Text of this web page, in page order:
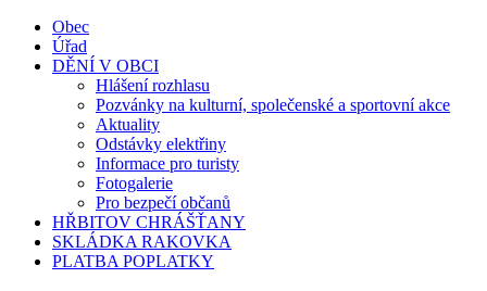
Obec
Úřad
DĚNÍ V OBCI
Hlášení rozhlasu
Pozvánky na kulturní, společenské a sportovní akce
Aktuality
Odstávky elektřiny
Informace pro turisty
Fotogalerie
Pro bezpečí občanů
HŘBITOV CHRÁŠŤANY
SKLÁDKA RAKOVKA
PLATBA POPLATKY